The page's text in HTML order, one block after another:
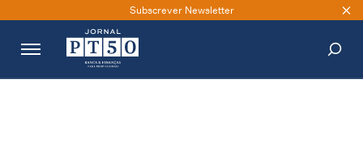
Subscrever Newsletter